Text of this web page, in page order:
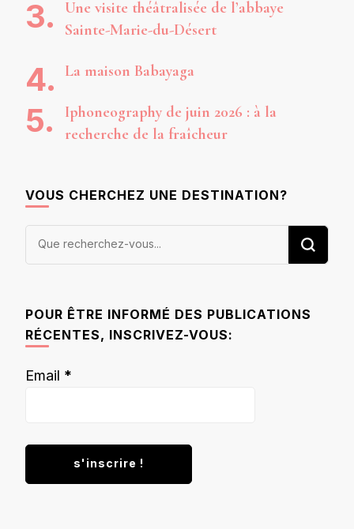
Une visite théâtralisée de l’abbaye
Sainte-Marie-du-Désert
La maison Babayaga
Iphoneography de juin 2026 : à la
recherche de la fraîcheur
VOUS CHERCHEZ UNE DESTINATION?
Vous
POUR ÊTRE INFORMÉ DES PUBLICATIONS
RÉCENTES, INSCRIVEZ-VOUS:
Email *